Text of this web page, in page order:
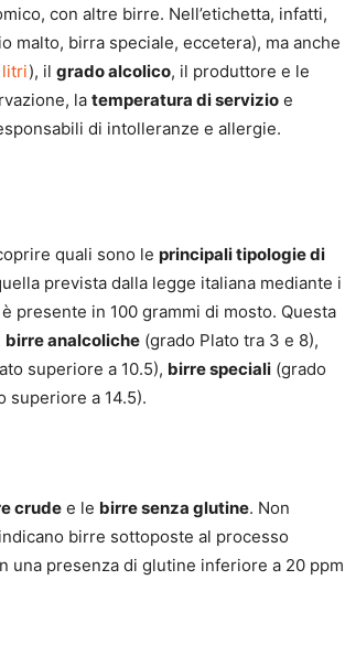
con altre birre. Nell’etichetta, infatti,
malto, birra speciale, eccetera), ma anche
), il grado alcolico, il produttore e le
la temperatura di servizio e
di intolleranze e allergie.
quali sono le principali tipologie di
prevista dalla legge italiana mediante i
presente in 100 grammi di mosto. Questa
birre analcoliche (grado Plato tra 3 e 8),
superiore a 10.5), birre speciali (grado
superiore a 14.5).
crude e le birre senza glutine. Non
birre sottoposte al processo
una presenza di glutine inferiore a 20 ppm